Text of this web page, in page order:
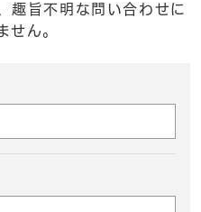
趣旨不明な問い合わせに
せん。